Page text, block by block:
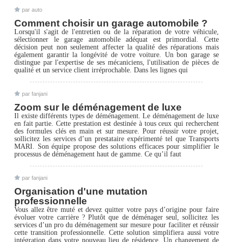
par auto
Comment choisir un garage automobile ?
Lorsqu'il s'agit de l'entretien ou de la réparation de votre véhicule,
sélectionner le garage automobile adéquat est primordial. Cette
décision peut non seulement affecter la qualité des réparations mais
également garantir la longévité de votre voiture. Un bon garage se
distingue par l'expertise de ses mécaniciens, l'utilisation de pièces de
qualité et un service client irréprochable. Dans les lignes qui
par fanjani
Zoom sur le déménagement de luxe
Il existe différents types de déménagement. Le déménagement de luxe
en fait partie. Cette prestation est destinée à tous ceux qui recherchent
des formules clés en main et sur mesure. Pour réussir votre projet,
sollicitez les services d’un prestataire expérimenté tel que Transports
MARI. Son équipe propose des solutions efficaces pour simplifier le
processus de déménagement haut de gamme. Ce qu’il faut
par fanjani
Organisation d'une mutation
professionnelle
Vous allez être muté et devez quitter votre pays d’origine pour faire
évoluer votre carrière ? Plutôt que de déménager seul, sollicitez les
services d’un pro du déménagement sur mesure pour faciliter et réussir
cette transition professionnelle. Cette solution simplifiera aussi votre
intégration dans votre nouveau lieu de résidence. Un changement de